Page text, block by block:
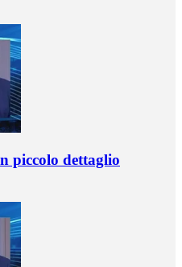
piccolo dettaglio